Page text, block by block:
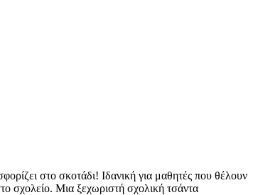
στο σκοτάδι! Ιδανική για μαθητές που θέλουν
σχολείο. Μια ξεχωριστή σχολική τσάντα